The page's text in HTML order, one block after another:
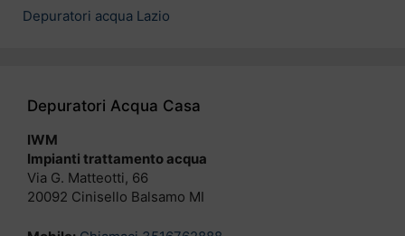
Depuratori acqua Lazio
Depuratori Acqua Casa
IWM
Impianti trattamento acqua
Via G. Matteotti, 66
20092 Cinisello Balsamo MI